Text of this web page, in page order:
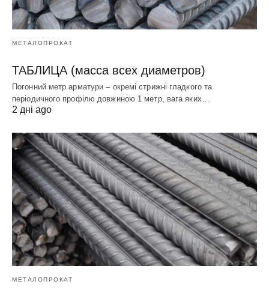
МЕТАЛОПРОКАТ
ТАБЛИЦА (масса всех диаметров)
Погонний метр арматури – окремі стрижні гладкого та
періодичного профілю довжиною 1 метр, вага яких…
2 дні ago
МЕТАЛОПРОКАТ